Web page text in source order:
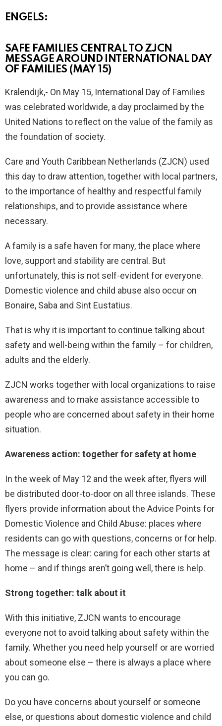
ENGELS:
SAFE FAMILIES CENTRAL TO ZJCN
MESSAGE AROUND INTERNATIONAL DAY
OF FAMILIES (MAY 15)
Kralendijk,- On May 15, International Day of Families
was celebrated worldwide, a day proclaimed by the
United Nations to reflect on the value of the family as
the foundation of society.
Care and Youth Caribbean Netherlands (ZJCN) used
this day to draw attention, together with local partners,
to the importance of healthy and respectful family
relationships, and to provide assistance where
necessary.
A family is a safe haven for many, the place where
love, support and stability are central. But
unfortunately, this is not self-evident for everyone.
Domestic violence and child abuse also occur on
Bonaire, Saba and Sint Eustatius.
That is why it is important to continue talking about
safety and well-being within the family – for children,
adults and the elderly.
ZJCN works together with local organizations to raise
awareness and to make assistance accessible to
people who are concerned about safety in their home
situation.
Awareness action: together for safety at home
In the week of May 12 and the week after, flyers will
be distributed door-to-door on all three islands. These
flyers provide information about the Advice Points for
Domestic Violence and Child Abuse: places where
residents can go with questions, concerns or for help.
The message is clear: caring for each other starts at
home – and if things aren’t going well, there is help.
Strong together: talk about it
With this initiative, ZJCN wants to encourage
everyone not to avoid talking about safety within the
family. Whether you need help yourself or are worried
about someone else – there is always a place where
you can go.
Do you have concerns about yourself or someone
else, or questions about domestic violence and child